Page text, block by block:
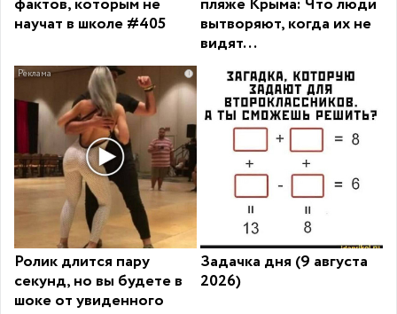
научат в школе #405
вытворяют, когда их не
видят...
i
Ролик длится пару
секунд, но вы будете в
шоке от увиденного
Задачка дня (9 августа
2026)